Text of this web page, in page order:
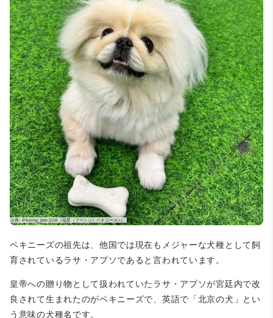
ペキニーズの祖先は、他国では現在もメジャーな犬種として飼
育されているラサ・アプソであると言われています。
皇帝への贈り物として扱われていたラサ・アプソが宮廷内で改
良されて生まれたのがペキニーズで、英語で「北京の犬」とい
う意味の犬種名です。